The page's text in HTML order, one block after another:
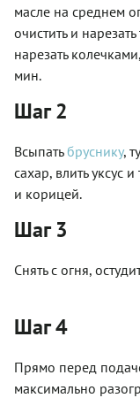
масле на среднем
очистить и
нарезать
мин.
Шаг 2
Всыпатьбруснику,
сахар, влить уксус
и корицей.
Шаг 3
Снять с огня,
Шаг 4
Прямо перед
максимально